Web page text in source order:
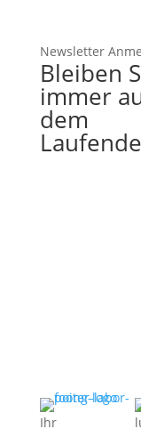
Newsletter
Bleiben
immer
dem
Ihr